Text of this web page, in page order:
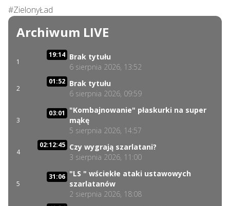
#ZielonyŁad
Archiwum LIVE
1
19:14 Brak tytułu
6 sierpnia 2026, 13:52
2
01:52 Brak tytułu
6 sierpnia 2026, 09:59
3
03:01
"Kombajnowanie" płaskurki na super
mąkę
5 sierpnia 2026, 14:57
4
02:12:45 Czy wygrają szarlatani?
3 sierpnia 2026, 11:00
5
31:06 "LS " wściekłe ataki ustawowych
szarlatanów
2 sierpnia 2026, 18:08